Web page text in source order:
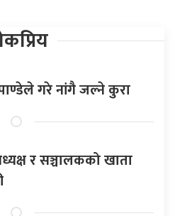
गरे नांगै जल्ने कुरा
र सञ्चालकको खाता